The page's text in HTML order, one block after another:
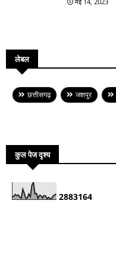
लेबल
छत्तीसगढ़ जशपुर
कुल पेज दृश्य
2883164